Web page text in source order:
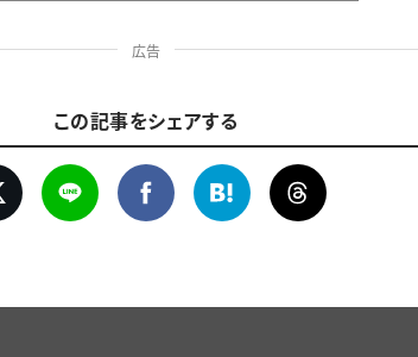
広告
この記事をシェアする